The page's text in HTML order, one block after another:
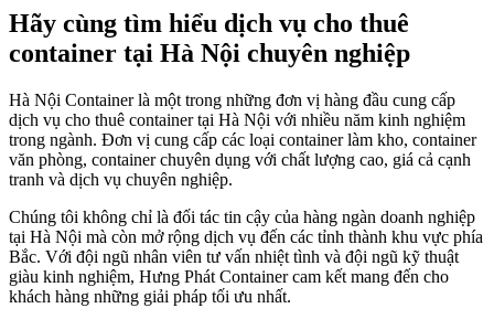
Hãy cùng tìm hiểu dịch vụ cho thuê
container tại Hà Nội chuyên nghiệp
Hà Nội Container là một trong những đơn vị hàng đầu cung cấp
dịch vụ cho thuê container tại Hà Nội với nhiều năm kinh nghiệm
trong ngành. Đơn vị cung cấp các loại container làm kho, container
văn phòng, container chuyên dụng với chất lượng cao, giá cả cạnh
tranh và dịch vụ chuyên nghiệp.
Chúng tôi không chỉ là đối tác tin cậy của hàng ngàn doanh nghiệp
tại Hà Nội mà còn mở rộng dịch vụ đến các tỉnh thành khu vực phía
Bắc. Với đội ngũ nhân viên tư vấn nhiệt tình và đội ngũ kỹ thuật
giàu kinh nghiệm, Hưng Phát Container cam kết mang đến cho
khách hàng những giải pháp tối ưu nhất.